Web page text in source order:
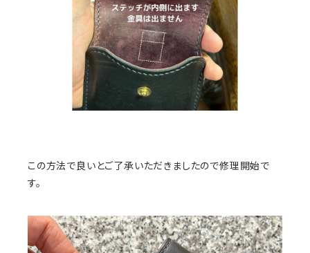
この方法で良いとご了承いただきましたので修理開始で
す。